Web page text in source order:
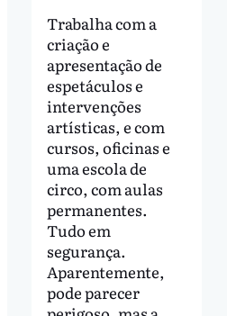
Trabalha com a
criação e
apresentação de
espetáculos e
intervenções
artísticas, e com
cursos, oficinas e
uma escola de
circo, com aulas
permanentes.
Tudo em
segurança.
Aparentemente,
pode parecer